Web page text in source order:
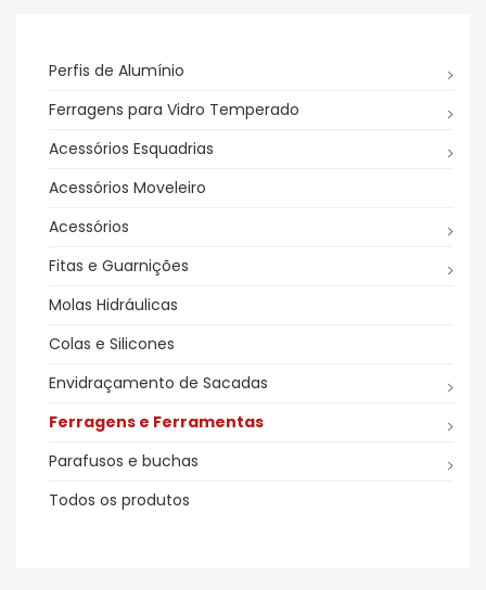
Perfis de Alumínio
Ferragens para Vidro Temperado
Acessórios Esquadrias
Acessórios Moveleiro
Acessórios
Fitas e Guarnições
Molas Hidráulicas
Colas e Silicones
Envidraçamento de Sacadas
Ferragens e Ferramentas
Parafusos e buchas
Todos os produtos